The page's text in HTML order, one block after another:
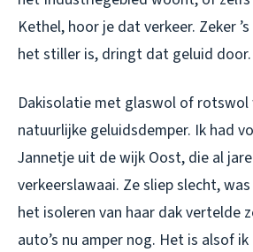
Kethel, hoor je dat verkeer. Zeker
het stiller is, dringt dat geluid door.
Dakisolatie met glaswol of rotswol
natuurlijke geluidsdemper. Ik had
Jannetje uit de wijk Oost, die al
verkeerslawaai. Ze sliep slecht,
het isoleren van haar dak vertelde
auto’s nu amper nog. Het is alsof